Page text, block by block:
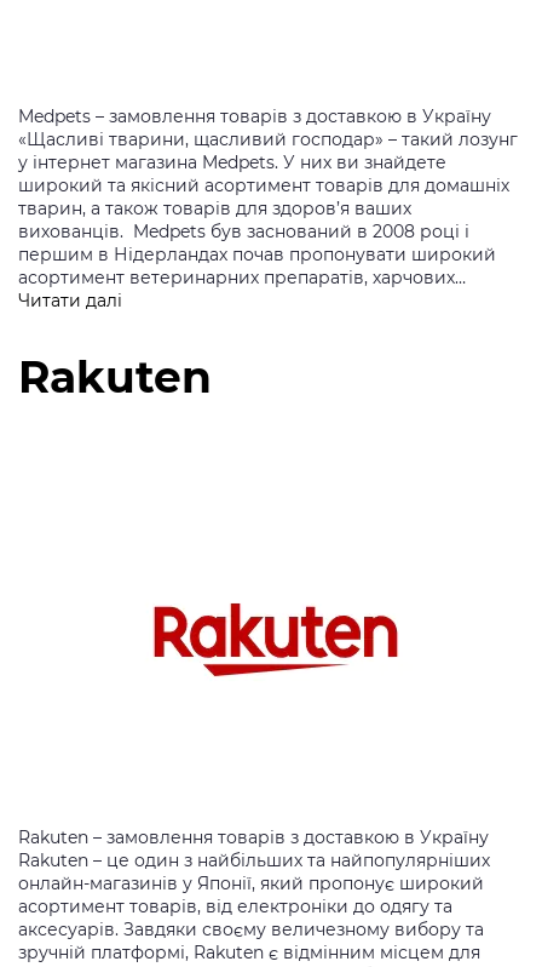
Medpets – замовлення товарів з доставкою в Україну
«Щасливі тварини, щасливий господар» – такий лозунг
у інтернет магазина Medpets. У них ви знайдете
широкий та якісний асортимент товарів для домашніх
тварин, а також товарів для здоров’я ваших
вихованців. Medpets був заснований в 2008 році і
першим в Нідерландах почав пропонувати широкий
асортимент ветеринарних препаратів, харчових…
Читати далі
Rakuten
Rakuten – замовлення товарів з доставкою в Україну
Rakuten – це один з найбільших та найпопулярніших
онлайн-магазинів у Японії, який пропонує широкий
асортимент товарів, від електроніки до одягу та
аксесуарів. Завдяки своєму величезному вибору та
зручній платформі, Rakuten є відмінним місцем для